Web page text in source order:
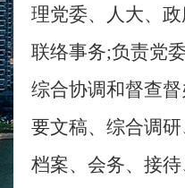
理党委、人大、
联络事务;负责党
综合协调和督查
要文稿、综合调研
档案、会务、接